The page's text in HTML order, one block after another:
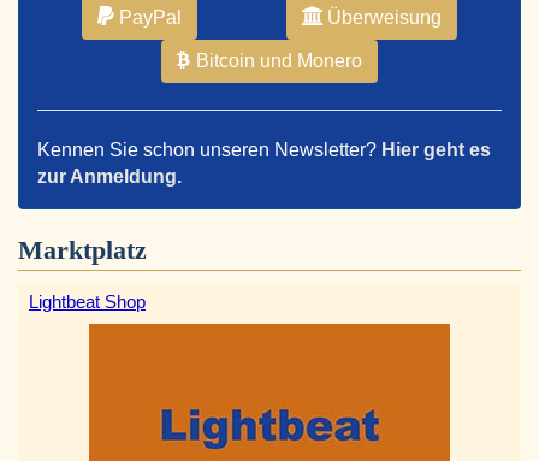
PayPal Überweisung
Bitcoin und Monero
Kennen Sie schon unseren Newsletter? Hier geht es
zur Anmeldung.
Marktplatz
Lightbeat Shop